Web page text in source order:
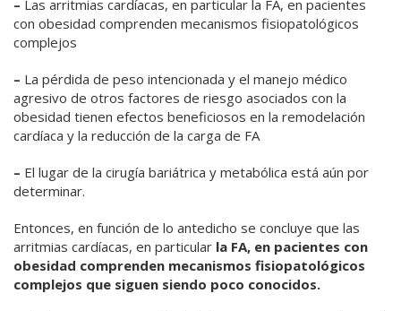
– Las arritmias cardíacas, en particular la FA, en pacientes
con obesidad comprenden mecanismos fisiopatológicos
complejos
– La pérdida de peso intencionada y el manejo médico
agresivo de otros factores de riesgo asociados con la
obesidad tienen efectos beneficiosos en la remodelación
cardíaca y la reducción de la carga de FA
– El lugar de la cirugía bariátrica y metabólica está aún por
determinar.
Entonces, en función de lo antedicho se concluye que las
arritmias cardíacas, en particular la FA, en pacientes con
obesidad comprenden mecanismos fisiopatológicos
complejos que siguen siendo poco conocidos.